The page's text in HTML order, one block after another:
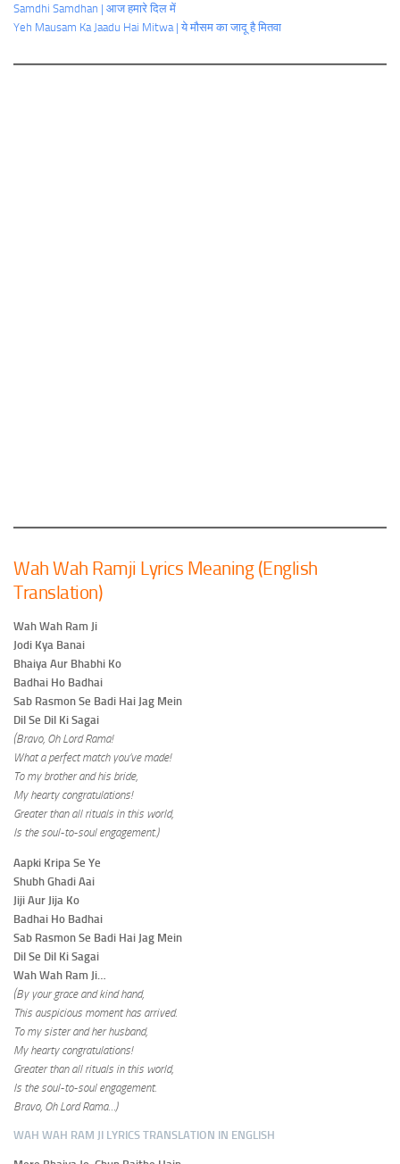
Samdhi Samdhan | आज हमारे दिल में
Yeh Mausam Ka Jaadu Hai Mitwa | ये मौसम का जादू है मितवा
Wah Wah Ramji Lyrics Meaning (English
Translation)
Wah Wah Ram Ji
Jodi Kya Banai
Bhaiya Aur Bhabhi Ko
Badhai Ho Badhai
Sab Rasmon Se Badi Hai Jag Mein
Dil Se Dil Ki Sagai
(Bravo, Oh Lord Rama!
What a perfect match you’ve made!
To my brother and his bride,
My hearty congratulations!
Greater than all rituals in this world,
Is the soul-to-soul engagement.)
Aapki Kripa Se Ye
Shubh Ghadi Aai
Jiji Aur Jija Ko
Badhai Ho Badhai
Sab Rasmon Se Badi Hai Jag Mein
Dil Se Dil Ki Sagai
Wah Wah Ram Ji…
(By your grace and kind hand,
This auspicious moment has arrived.
To my sister and her husband,
My hearty congratulations!
Greater than all rituals in this world,
Is the soul-to-soul engagement.
Bravo, Oh Lord Rama…)
WAH WAH RAM JI LYRICS TRANSLATION IN ENGLISH